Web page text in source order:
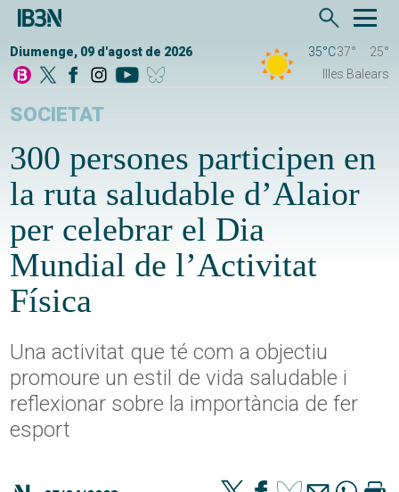
Diumenge, 09 d'agost de 2026 35°C37°
25°
Illes Balears
SOCIETAT
300 persones participen en
la ruta saludable d’Alaior
per celebrar el Dia
Mundial de l’Activitat
Física
Una activitat que té com a objectiu
promoure un estil de vida saludable i
reflexionar sobre la importància de fer
esport